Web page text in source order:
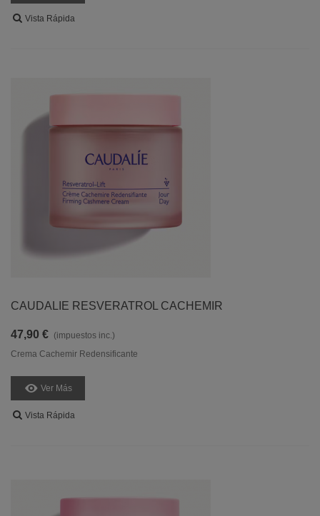
Vista Rápida
CAUDALIE RESVERATROL CACHEMIR
47,90 € (impuestos inc.)
Crema Cachemir Redensificante
Ver Más
Vista Rápida